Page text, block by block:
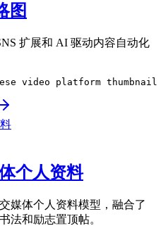
图
扩展和 AI 驱动内容自动化
video platform
个人资料
媒体个人资料模型，融合了
法和励志置顶帖。